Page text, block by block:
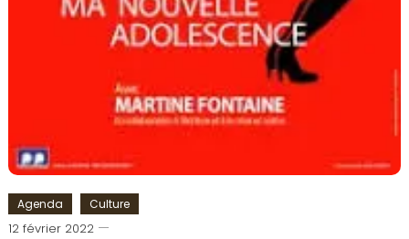
Agenda Culture
12 février 2022
Cédric